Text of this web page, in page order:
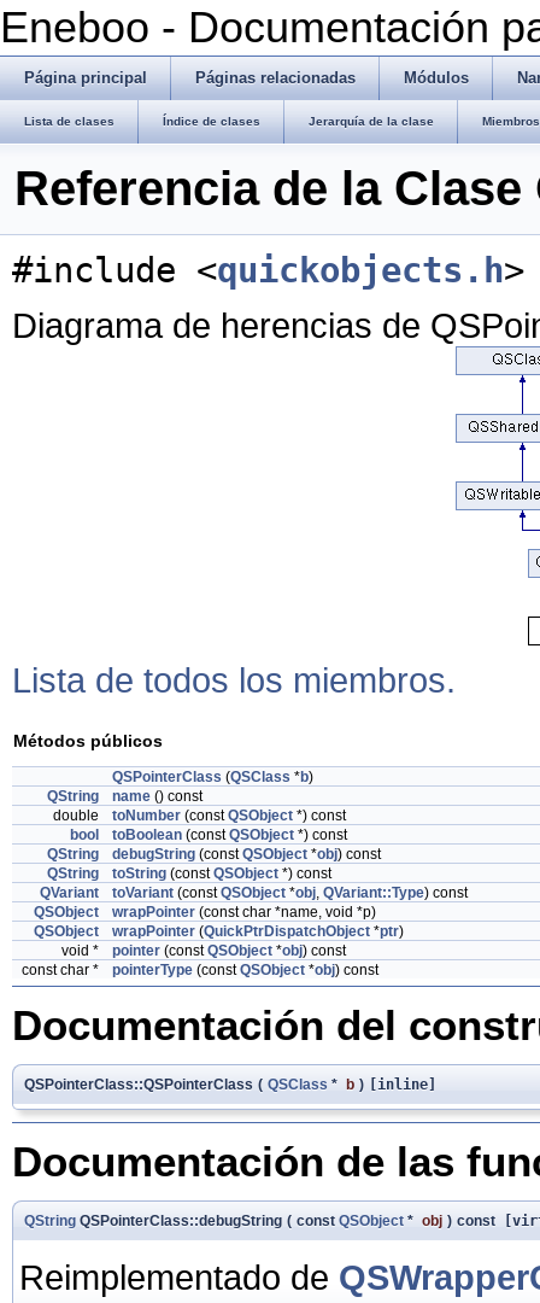
Eneboo - Documentación
Página principal Páginas relacionadas Módulos
Lista de clases Índice de clases Jerarquía de la clase
Referencia de la
#include <quickobjects.h>
Diagrama de herencias de
Lista de todos los miembros.
Métodos públicos
QSPointerClass (QSClass *b)
QString
name () const
double
toNumber (constQSObject *) const
bool
toBoolean (constQSObject *) const
QString
debugString (constQSObject *obj) const
QString
toString (constQSObject *) const
QVariant
toVariant (constQSObject *obj, QVariant::Type) const
QSObject
wrapPointer (const char *name, void *p)
QSObject
wrapPointer (QuickPtrDispatchObject *ptr)
void *
pointer (constQSObject *obj) const
const char *
pointerType (constQSObject *obj) const
Documentación del
QSPointerClass::QSPointerClass ( QSClass * b ) [inline]
Documentación de las
QString QSPointerClass::debugString ( const QSObject * obj ) const
Reimplementado de